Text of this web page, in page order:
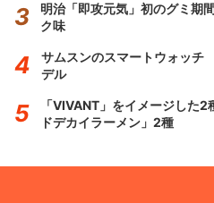
明治「即攻元気」初のグミ
ク味
サムスンのスマートウォッ
デル
「VIVANT」をイメージした
ドデカイラーメン」2種